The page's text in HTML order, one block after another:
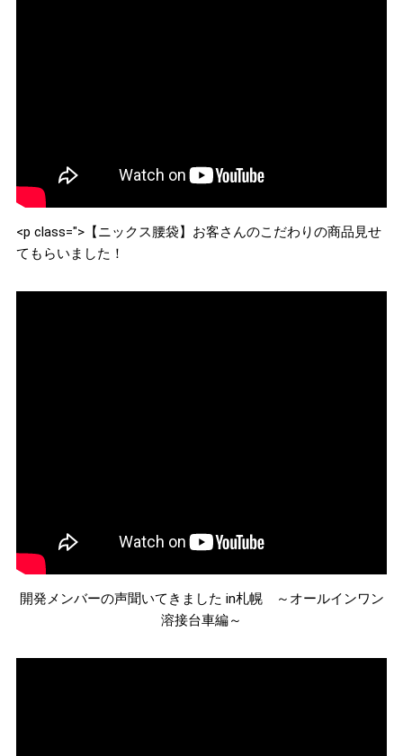
<p class=">【ニックス腰袋】お客さんのこだわりの商品見せ
てもらいました！
開発メンバーの声聞いてきました in札幌 ～オールインワン
溶接台車編～